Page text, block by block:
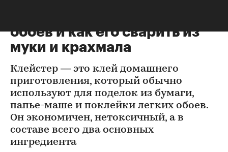
обоев и как его сварить из
муки и крахмала
Клейстер — это клей домашнего
приготовления, который обычно
используют для поделок из бумаги,
папье-маше и поклейки легких обоев.
Он экономичен, нетоксичный, а в
составе всего два основных
ингредиента